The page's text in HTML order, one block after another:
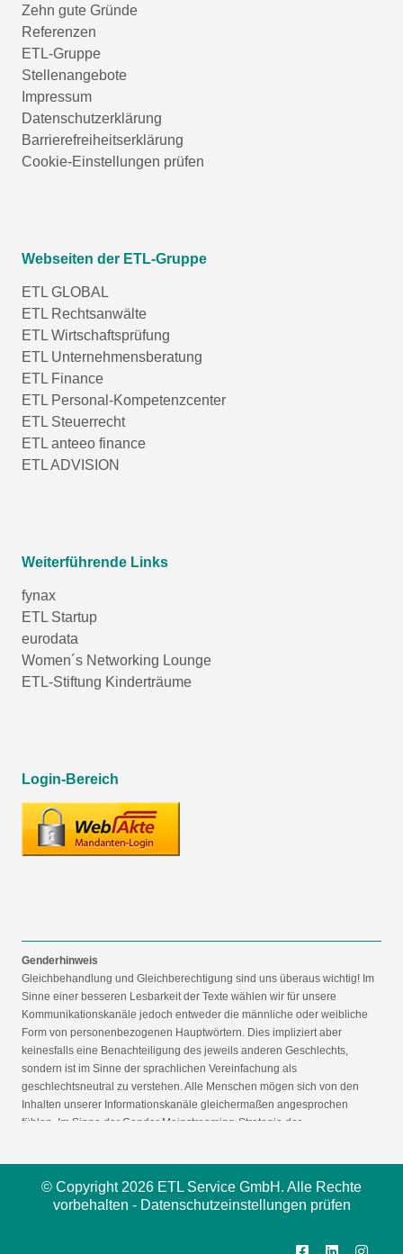
Zehn gute Gründe
Referenzen
ETL-Gruppe
Stellenangebote
Impressum
Datenschutzerklärung
Barrierefreiheitserklärung
Cookie-Einstellungen prüfen
Webseiten der ETL-Gruppe
ETL GLOBAL
ETL Rechtsanwälte
ETL Wirtschaftsprüfung
ETL Unternehmensberatung
ETL Finance
ETL Personal-Kompetenzcenter
ETL Steuerrecht
ETL anteeo finance
ETL ADVISION
Weiterführende Links
fynax
ETL Startup
eurodata
Women´s Networking Lounge
ETL-Stiftung Kinderträume
Login-Bereich
Genderhinweis
Gleichbehandlung und Gleichberechtigung sind uns überaus wichtig! Im
Sinne einer besseren Lesbarkeit der Texte wählen wir für unsere
Kommunikationskanäle jedoch entweder die männliche oder weibliche
Form von personenbezogenen Hauptwörtern. Dies impliziert aber
keinesfalls eine Benachteiligung des jeweils anderen Geschlechts,
sondern ist im Sinne der sprachlichen Vereinfachung als
geschlechtsneutral zu verstehen. Alle Menschen mögen sich von den
Inhalten unserer Informationskanäle gleichermaßen angesprochen
fühlen. Im Sinne der Gender Mainstreaming-Strategie der
© Copyright 2026 ETL Service GmbH. Alle Rechte
vorbehalten - Datenschutzeinstellungen prüfen